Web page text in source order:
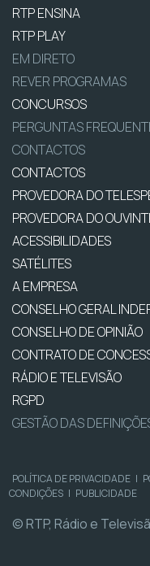
RTP ENSINA
RTP PLAY
EM DIRETO
REVER PROGRAMAS
CONCURSOS
PERGUNTAS
CONTACTOS
CONTACTOS
PROVEDORA DO
PROVEDORA DO
ACESSIBILIDADES
SATÉLITES
A EMPRESA
CONSELHO GERAL
CONSELHO DE OPINIÃO
CONTRATO DE
RÁDIO E TELEVISÃO
RGPD
GESTÃO DAS
POLÍTICA DE PRIVACIDADE |
CONDIÇÕES | PUBLICIDADE
© RTP, Rádio e